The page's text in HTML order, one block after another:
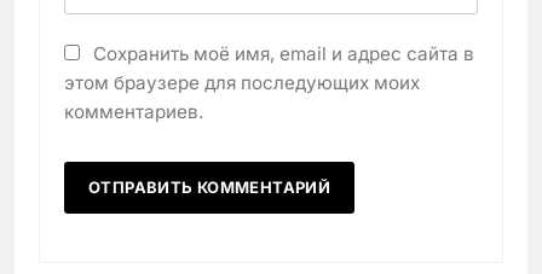
Сохранить моё имя, email и адрес сайта в
этом браузере для последующих моих
комментариев.